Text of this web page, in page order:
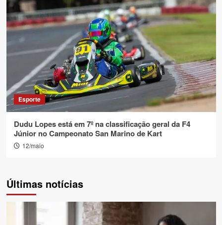
Esporte
Dudu Lopes está em 7º na classificação geral da F4
Júnior no Campeonato San Marino de Kart
12/maio
Últimas notícias